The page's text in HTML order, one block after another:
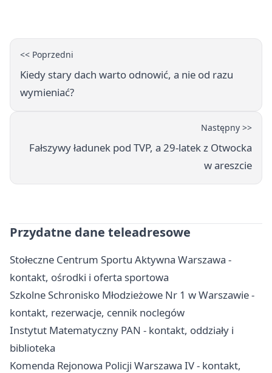
<< Poprzedni
Kiedy stary dach warto odnowić, a nie od razu
wymieniać?
Następny >>
Fałszywy ładunek pod TVP, a 29-latek z Otwocka
w areszcie
Przydatne dane teleadresowe
Stołeczne Centrum Sportu Aktywna Warszawa -
kontakt, ośrodki i oferta sportowa
Szkolne Schronisko Młodzieżowe Nr 1 w Warszawie -
kontakt, rezerwacje, cennik noclegów
Instytut Matematyczny PAN - kontakt, oddziały i
biblioteka
Komenda Rejonowa Policji Warszawa IV - kontakt,